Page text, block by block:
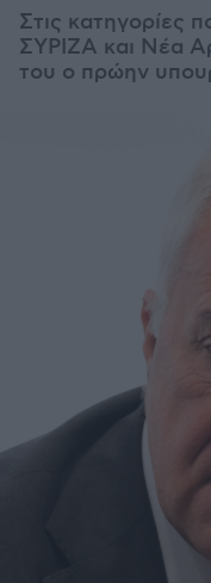
Στις κατηγορίες
ΣΥΡΙΖΑ και Νέα
του ο πρώην